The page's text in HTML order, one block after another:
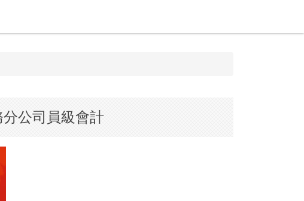
公司 員級會計